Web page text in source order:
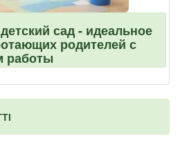
сад - идеальное
родителей с
работы